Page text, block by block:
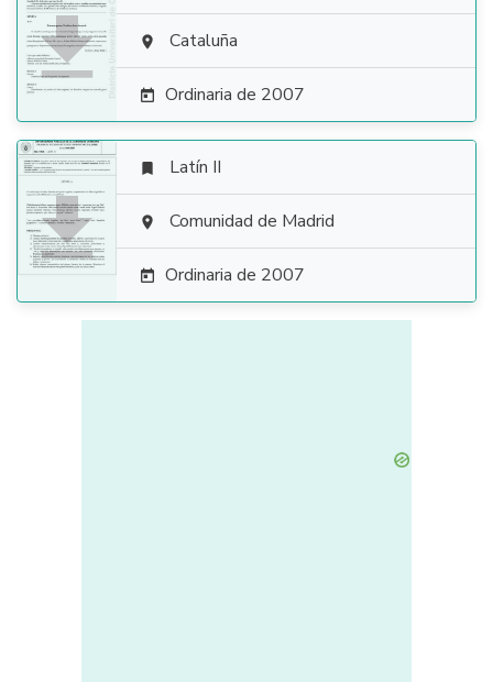
  Cataluña
 Ordinaria de 2007

 Latín II
 Comunidad de Madrid
 Ordinaria de 2007